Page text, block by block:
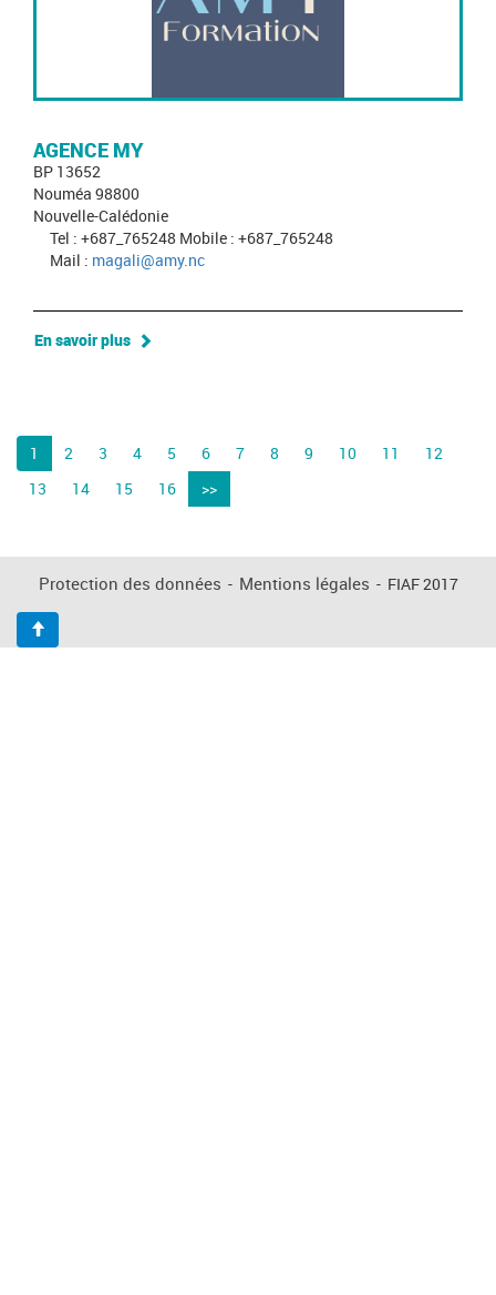
AGENCE MY
BP 13652
Nouméa 98800
Nouvelle-Calédonie
Tel : +687_765248 Mobile : +687_765248
Mail : magali@amy.nc
En savoir plus
1 2 3 4 5 6 7 8 9 10 11
12
13
14 15 16 >>
Protection des données - Mentions légales - FIAF 2017